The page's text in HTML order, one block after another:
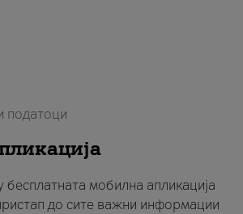
податоци
бесплатната мобилна апликација
до сите важни информации